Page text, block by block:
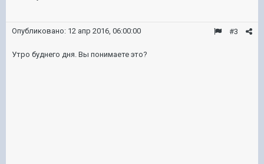
#3
Опубликовано: 12 апр 2016, 06:00:00
Утро буднего дня. Вы понимаете это?